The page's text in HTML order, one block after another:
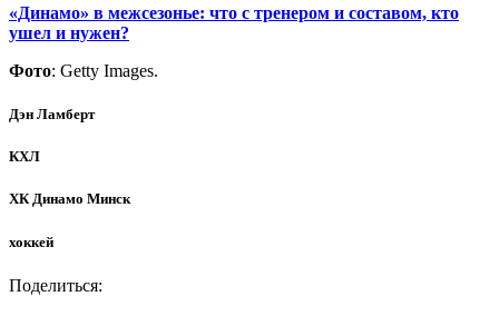
«Динамо» в межсезонье: что с тренером и составом, кто
ушел и нужен?
Фото: Getty Images.
Дэн Ламберт
КХЛ
ХК Динамо Минск
хоккей
Поделиться: